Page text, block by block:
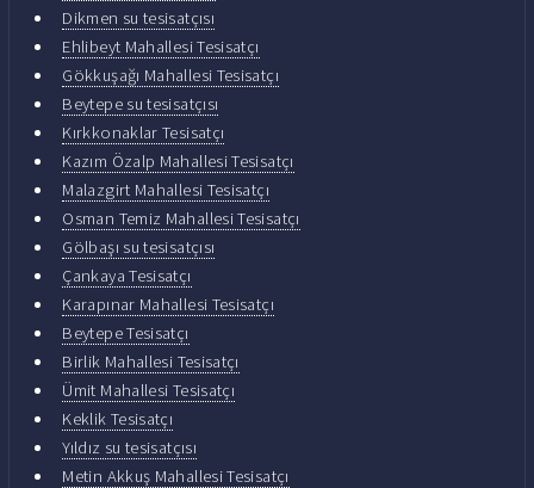
Dikmen su tesisatçısı
Ehlibeyt Mahallesi Tesisatçı
Gökkuşağı Mahallesi Tesisatçı
Beytepe su tesisatçısı
Kırkkonaklar Tesisatçı
Kazım Özalp Mahallesi Tesisatçı
Malazgirt Mahallesi Tesisatçı
Osman Temiz Mahallesi Tesisatçı
Gölbaşı su tesisatçısı
Çankaya Tesisatçı
Karapınar Mahallesi Tesisatçı
Beytepe Tesisatçı
Birlik Mahallesi Tesisatçı
Ümit Mahallesi Tesisatçı
Keklik Tesisatçı
Yıldız su tesisatçısı
Metin Akkuş Mahallesi Tesisatçı